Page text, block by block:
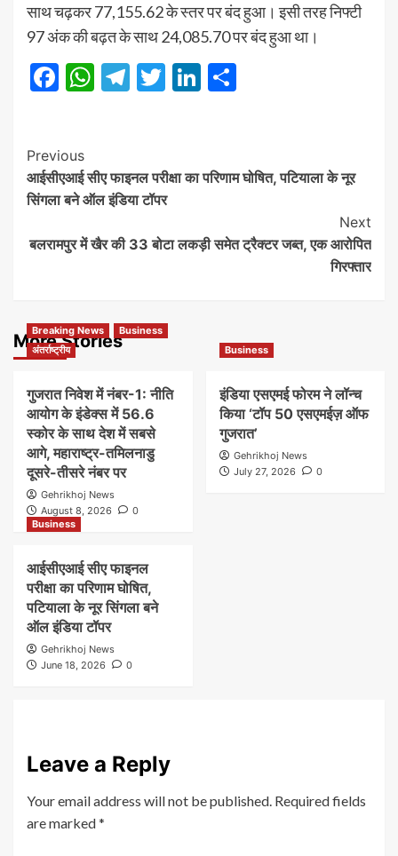
साथ चढ़कर 77,155.62 के स्तर पर बंद हुआ। इसी तरह निफ्टी
97 अंक की बढ़त के साथ 24,085.70 पर बंद हुआ था।
Facebook
WhatsApp
Telegram
TwitterLinkedIn
Post
Navigation
Previous
आईसीएआई सीए फाइनल परीक्षा का परिणाम घोषित, पटियाला के नूर
सिंगला बने ऑल इंडिया टॉपर
Next
बलरामपुर में खैर की 33 बोटा लकड़ी समेत ट्रैक्टर जब्त, एक आरोपित
गिरफ्तार
More Stories
Breaking News
Business
अंतर्राष्ट्रीय
गुजरात निवेश में नंबर-1: नीति
आयोग के इंडेक्स में 56.6
स्कोर के साथ देश में सबसे
आगे, महाराष्ट्र-तमिलनाडु
दूसरे-तीसरे नंबर पर
Gehrikhoj News
August 8, 2026
0
Business
इंडिया एसएमई फोरम ने लॉन्च
किया ‘टॉप 50 एसएमईज़ ऑफ
गुजरात’
Gehrikhoj News
July 27, 2026
0
Business
आईसीएआई सीए फाइनल
परीक्षा का परिणाम घोषित,
पटियाला के नूर सिंगला बने
ऑल इंडिया टॉपर
Gehrikhoj News
June 18, 2026
0
Leave a Reply
Your email address will not be published. Required fields
are marked*